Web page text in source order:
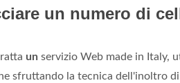
un numero di
un servizio Web made in Italy,
sfruttando la tecnica dell'inoltro